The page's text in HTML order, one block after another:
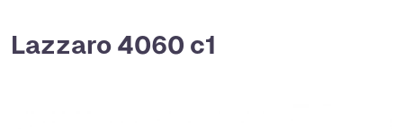
Lazzaro 4060 с1